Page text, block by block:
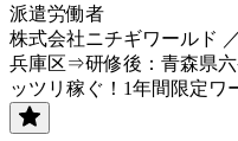
派遣労働者
株式会社ニチギワールド
兵庫区⇒研修後：青森県
ッツリ稼ぐ！1年間限定